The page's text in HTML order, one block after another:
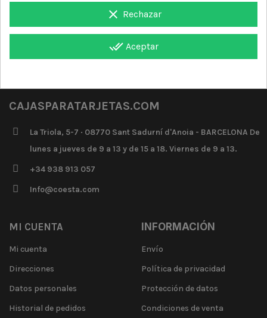
CAJASPARATARJETAS.COM
La Triola, 5-7 · 08770 Sant Sadurní d'Anoia - BARCELONA De
lunes a jueves de 9 a 13 y de 15 a 18. Viernes de 9 a 13.
+34 938 913 057
Info@coesta.com
MI CUENTA
Mi cuenta
Direcciones
Datos personales
Historial de pedidos
INFORMACIÓN
Envío
Política de privacidad
Protección de datos
Condiciones de venta
clear Rechazar
done_all Aceptar